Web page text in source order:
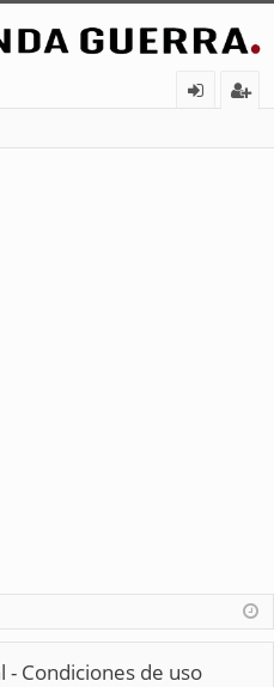
- Condiciones de uso